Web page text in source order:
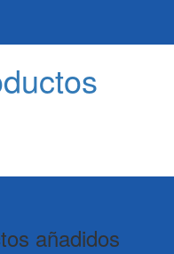
añadidos